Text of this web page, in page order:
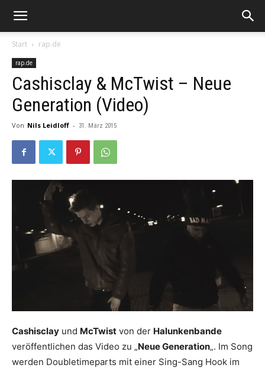
Start rap.de
rap.de
Cashisclay & McTwist – Neue
Generation (Video)
Von Nils Leidloff - 31. März 2015
Cashisclay und McTwist von der Halunkenbande
veröffentlichen das Video zu „Neue Generation„. Im Song
werden Doubletimeparts mit einer Sing-Sang Hook im